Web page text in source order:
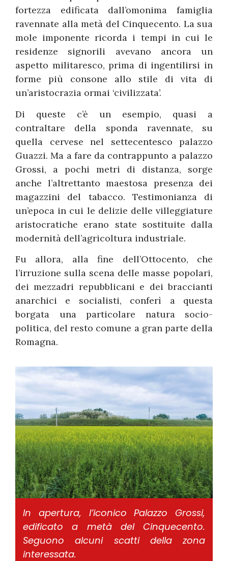
fortezza edificata dall’omonima famiglia
ravennate alla metà del Cinquecento. La sua
mole imponente ricorda i tempi in cui le
residenze signorili avevano ancora un
aspetto militaresco, prima di ingentilirsi in
forme più consone allo stile di vita di
un’aristocrazia ormai ‘civilizzata’.
Di queste c’è un esempio, quasi a
contraltare della sponda ravennate, su
quella cervese nel settecentesco palazzo
Guazzi. Ma a fare da contrappunto a palazzo
Grossi, a pochi metri di distanza, sorge
anche l’altrettanto maestosa presenza dei
magazzini del tabacco. Testimonianza di
un’epoca in cui le delizie delle villeggiature
aristocratiche erano state sostituite dalla
modernità dell’agricoltura industriale.
Fu allora, alla fine dell’Ottocento, che
l’irruzione sulla scena delle masse popolari,
dei mezzadri repubblicani e dei braccianti
anarchici e socialisti, conferì a questa
borgata una particolare natura socio-
politica, del resto comune a gran parte della
Romagna.
In apertura, l’iconico Palazzo Grossi,
edificato a metà del Cinquecento.
Seguono alcuni scatti della zona
interessata.